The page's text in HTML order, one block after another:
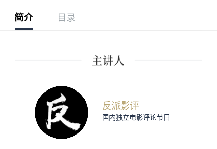
简介 目录
反派影评
国内独立电影评论节目